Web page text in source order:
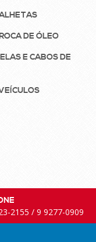
DE ÓLEO
E CABOS DE
2155 / 9 9277-0909